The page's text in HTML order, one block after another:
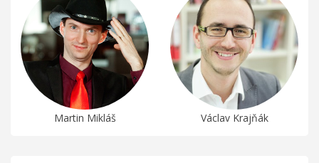
Martin Mikláš Václav Krajňák